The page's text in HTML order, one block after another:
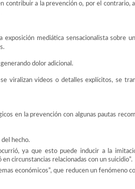
contribuir a la prevención o, por el contrario,
mediática sensacionalista sobre
dolor adicional.
viralizan videos o detalles explícitos, se
en la prevención con algunas pautas
hecho.
ya que esto puede inducir a la
circunstancias relacionadas con un suicidio”.
económicos”, que reducen un fenómeno